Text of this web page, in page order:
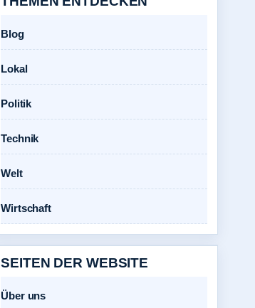
Blog
Lokal
Politik
Technik
Welt
Wirtschaft
SEITEN DER WEBSITE
Über uns